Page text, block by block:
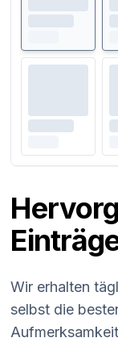
Wir erhalten
selbst die